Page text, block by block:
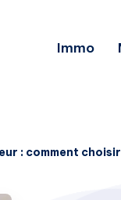
Immo
: comment